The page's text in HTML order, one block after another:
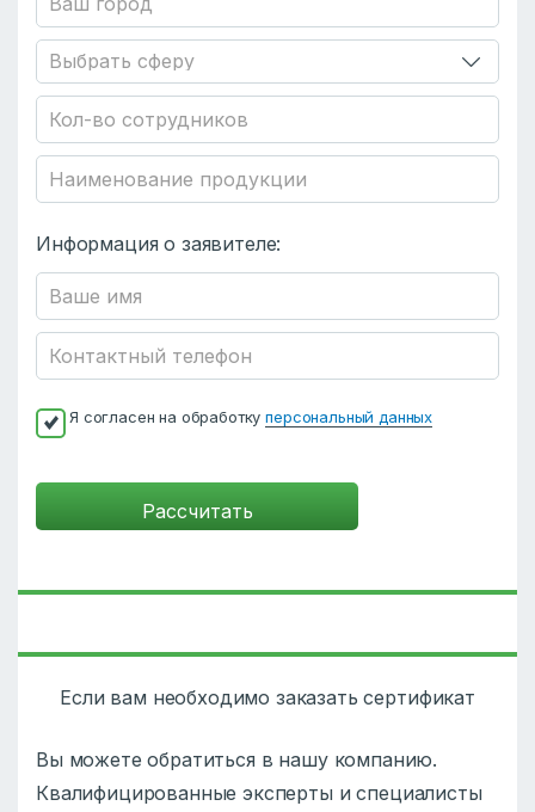
Информация о заявителе:
Я согласен на обработкуперсональный данных
Если вам необходимо заказать сертификат
Вы можете обратиться в нашу компанию.
Квалифицированные эксперты и специалисты